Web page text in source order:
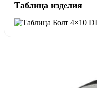
Таблица изделия